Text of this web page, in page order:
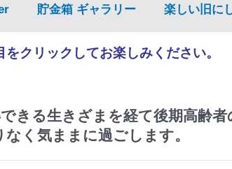
貯金箱 ギャラリー 楽しい旧に
クリックしてお楽しみください。
きる生きざまを経て後期高齢
く気ままに過ごします。